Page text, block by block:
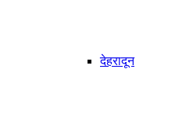
देहरादून